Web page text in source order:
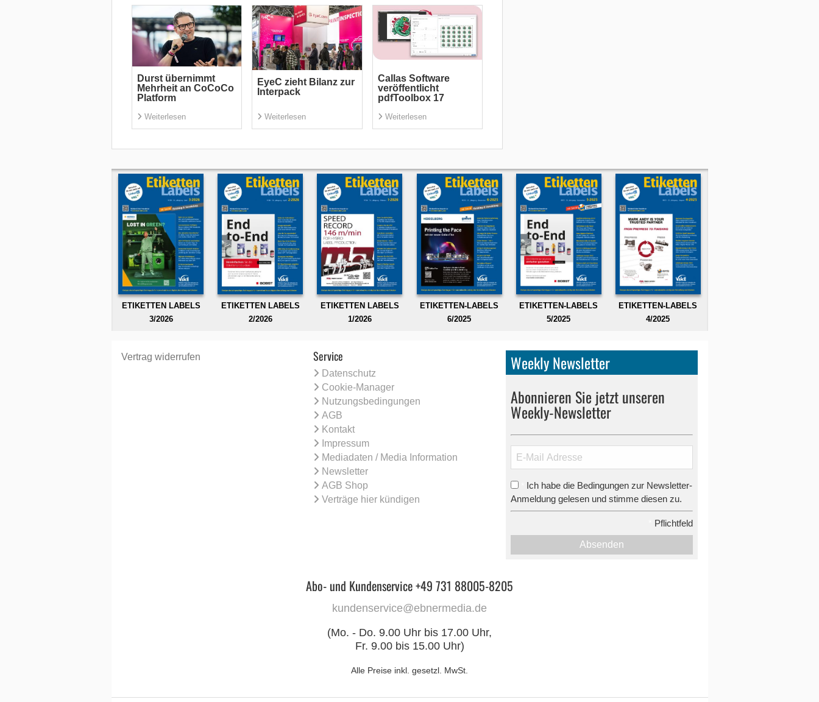
Durst übernimmt
Mehrheit an CoCoCo
Platform
Weiterlesen
EyeC zieht Bilanz zur
Interpack
Weiterlesen
Callas Software
veröffentlicht
pdfToolbox 17
Weiterlesen
ETIKETTEN LABELS
3/2026
ETIKETTEN LABELS
2/2026
ETIKETTEN LABELS
1/2026
ETIKETTEN-LABELS
6/2025
ETIKETTEN-LABELS
5/2025
ETIKETTEN-LABELS
4/2025
Vertrag widerrufen Service
Datenschutz
Cookie-Manager
Nutzungsbedingungen
AGB
Kontakt
Impressum
Mediadaten / Media Information
Newsletter
AGB Shop
Verträge hier kündigen
Weekly Newsletter
Abonnieren Sie jetzt unseren
Weekly-Newsletter
Ich habe die Bedingungen zur Newsletter-
Anmeldung gelesen und stimme diesen zu.
Pflichtfeld
Absenden
Abo- und Kundenservice +49 731 88005-8205
kundenservice@ebnermedia.de
(Mo. - Do. 9.00 Uhr bis 17.00 Uhr,
Fr. 9.00 bis 15.00 Uhr)
Alle Preise inkl. gesetzl. MwSt.